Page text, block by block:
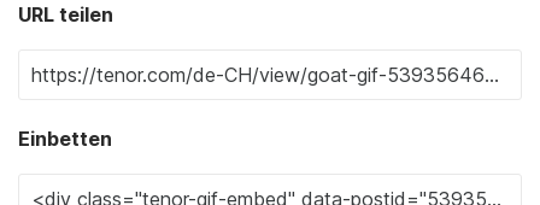
URL teilen
Einbetten